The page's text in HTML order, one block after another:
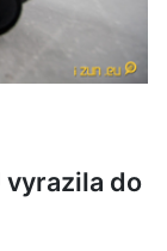
vyrazila do